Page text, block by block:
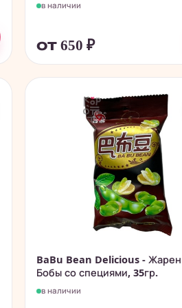
в наличии
от 650₽
BaBu Bean Delicious -
Бобы со специями, 35гр.
в наличии